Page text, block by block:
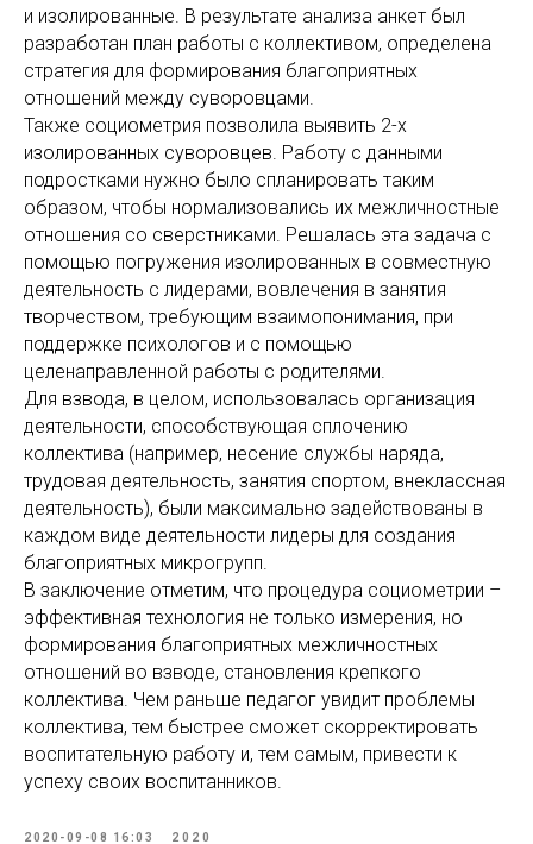
и изолированные. В результате анализа анкет был
разработан план работы с коллективом, определена
стратегия для формирования благоприятных
отношений между суворовцами.
Также социометрия позволила выявить 2-х
изолированных суворовцев. Работу с данными
подростками нужно было спланировать таким
образом, чтобы нормализовались их межличностные
отношения со сверстниками. Решалась эта задача с
помощью погружения изолированных в совместную
деятельность с лидерами, вовлечения в занятия
творчеством, требующим взаимопонимания, при
поддержке психологов и с помощью
целенаправленной работы с родителями.
Для взвода, в целом, использовалась организация
деятельности, способствующая сплочению
коллектива (например, несение службы наряда,
трудовая деятельность, занятия спортом, внеклассная
деятельность), были максимально задействованы в
каждом виде деятельности лидеры для создания
благоприятных микрогрупп.
В заключение отметим, что процедура социометрии –
эффективная технология не только измерения, но
формирования благоприятных межличностных
отношений во взводе, становления крепкого
коллектива. Чем раньше педагог увидит проблемы
коллектива, тем быстрее сможет скорректировать
воспитательную работу и, тем самым, привести к
успеху своих воспитанников.
2020-09-08 16:03 2020